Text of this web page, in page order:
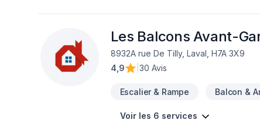
Les Balcons Avant-
8932A rue De Tilly, Laval, H7A 3X9
4,9
30 Avis
Escalier & Rampe Balcon &
Voir les 6 services